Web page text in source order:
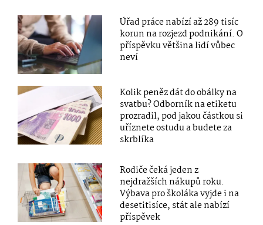
Úřad práce nabízí až 289 tisíc
korun na rozjezd podnikání. O
příspěvku většina lidí vůbec
neví
Kolik peněz dát do obálky na
svatbu? Odborník na etiketu
prozradil, pod jakou částkou si
uříznete ostudu a budete za
skrblíka
Rodiče čeká jeden z
nejdražších nákupů roku.
Výbava pro školáka vyjde i na
desetitisíce, stát ale nabízí
příspěvek